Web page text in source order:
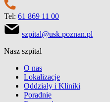
Tel: 61 869 11 00
szpital@usk.poznan.pl
Nasz szpital
O nas
Lokalizacje
Oddziały i Kliniki
Poradnie